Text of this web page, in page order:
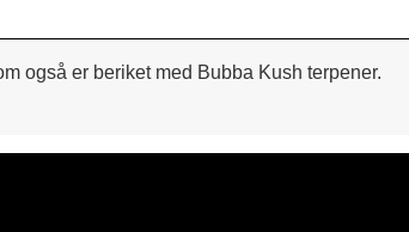
også er beriket med Bubba Kush terpener.